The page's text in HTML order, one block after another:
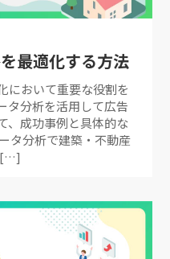
最適化する方法
において重要な役割を
タ分析を活用して広告
、成功事例と具体的な
タ分析で建築・不動産
[…]